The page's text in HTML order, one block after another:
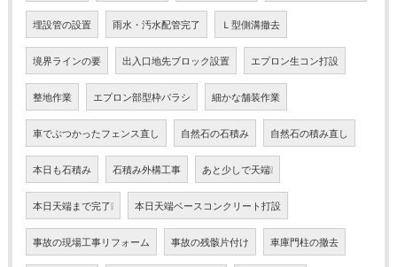
埋設管の設置 雨水・汚水配管完了 Ｌ型側溝撤去
境界ラインの要 出入口地先ブロック設置 エプロン生コン打設
整地作業 エプロン部型枠バラシ 細かな舗装作業
車でぶつかったフェンス直し 自然石の石積み 自然石の積み直し
本日も石積み 石積み外構工事 あと少しで天端❕
本日天端まで完了❕ 本日天端ベースコンクリート打設
事故の現場工事リフォーム 事故の残骸片付け 車庫門柱の撤去